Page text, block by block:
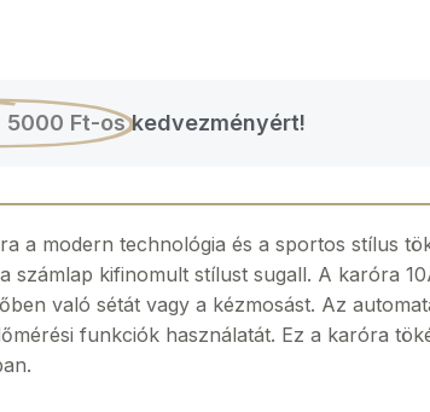
5000 Ft-os kedvezményért!
a modern technológia és a sportos stílus
számlap kifinomult stílust sugall. A karóra
való sétát vagy a kézmosást. Az
funkciók használatát. Ez a karóra